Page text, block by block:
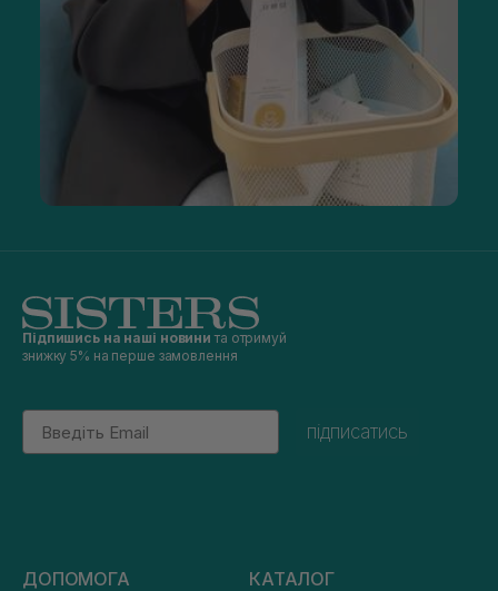
Підпишись на наші новини та отримуй
знижку 5% на перше замовлення
Email
підписатись
ДОПОМОГА КАТАЛОГ